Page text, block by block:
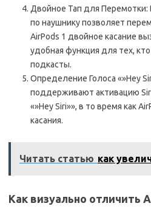
Двойное Тап для Перемотки:
по наушнику позволяет
AirPods 1 двойное касание
удобная функция для тех,
подкасты.
Определение Голоса «»Hey
поддерживают активацию
«»Hey Siri»», в то время как
касания.
Читать статью как
Как визуально отличить